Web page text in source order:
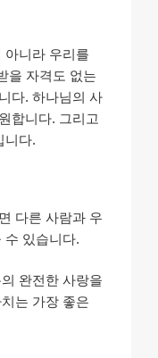
아니라 우리를
을 자격도 없는
다. 하나님의 사
합니다. 그리고
니다.
다른 사람과 우
수 있습니다.
완전한 사랑을
는 가장 좋은